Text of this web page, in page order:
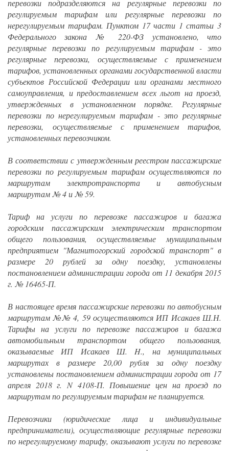
перевозки подразделяются на регулярные перевозки по
регулируемым тарифам или регулярные перевозки по
нерегулируемым тарифам. Пунктом 17 части 1 статьи 3
Федерального закона № 220-ФЗ установлено, что
регулярные перевозки по регулируемым тарифам - это
регулярные перевозки, осуществляемые с применением
тарифов, установленных органами государственной власти
субъектов Российской Федерации или органами местного
самоуправления, и предоставлением всех льгот на проезд,
утвержденных в установленном порядке. Регулярные
перевозки по нерегулируемым тарифам - это регулярные
перевозки, осуществляемые с применением тарифов,
установленных перевозчиком.
В соответствии с утвержденным реестром пассажирские
перевозки по регулируемым тарифам осуществляются по
маршрутам электротранспорта и автобусным
маршрутам № 4 и № 59.
Тариф на услуги по перевозке пассажиров и багажа
городским пассажирским электрическим транспортом
общего пользования, осуществляемые муниципальным
предприятием "Магнитогорский городской транспорт" в
размере 20 рублей за одну поездку, установлены
постановлением администрации города от 11 декабря 2015
г. № 16465-П.
В настоящее время пассажирские перевозки по автобусным
маршрутам №№ 4, 59 осуществляются ИП Исакаев Ш.Н.
Тарифы на услуги по перевозке пассажиров и багажа
автомобильным транспортом общего пользования,
оказываемые ИП Исакаев Ш. H., на муниципальных
маршрутах в размере 20,00 рубля за одну поездку
установлены постановлением администрации города от 17
апреля 2018 г. N 4108-П. Повышение цен на проезд по
маршрутам по регулируемым тарифам не планируется.
Перевозчики (юридические лица и индивидуальные
предприниматели), осуществляющие регулярные перевозки
по нерегулируемому тарифу, оказывают услуги по перевозке